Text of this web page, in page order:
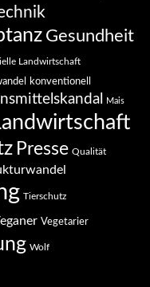
Gesundheit
Landwirtschaft
konventionell
Mais
Presse Qualität
Tierschutz
Vegetarier
Wolf